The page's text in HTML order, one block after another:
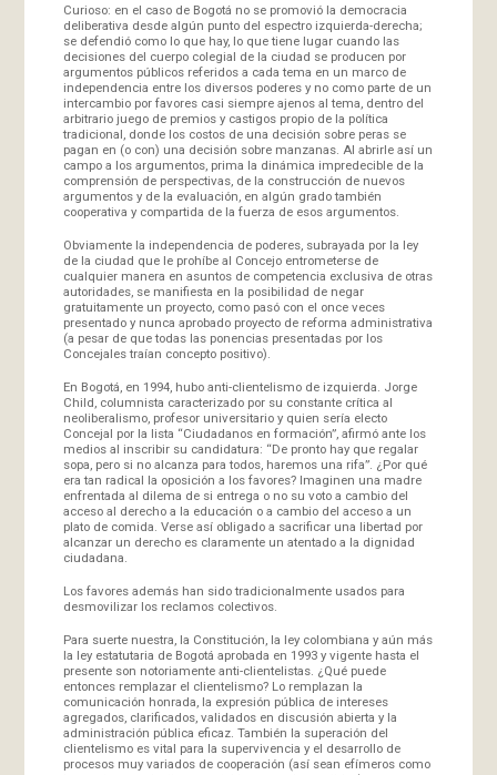
Curioso: en el caso de Bogotá no se promovió la democracia
deliberativa desde algún punto del espectro izquierda-derecha;
se defendió como lo que hay, lo que tiene lugar cuando las
decisiones del cuerpo colegial de la ciudad se producen por
argumentos públicos referidos a cada tema en un marco de
independencia entre los diversos poderes y no como parte de un
intercambio por favores casi siempre ajenos al tema, dentro del
arbitrario juego de premios y castigos propio de la política
tradicional, donde los costos de una decisión sobre peras se
pagan en (o con) una decisión sobre manzanas. Al abrirle así un
campo a los argumentos, prima la dinámica impredecible de la
comprensión de perspectivas, de la construcción de nuevos
argumentos y de la evaluación, en algún grado también
cooperativa y compartida de la fuerza de esos argumentos.
Obviamente la independencia de poderes, subrayada por la ley
de la ciudad que le prohíbe al Concejo entrometerse de
cualquier manera en asuntos de competencia exclusiva de otras
autoridades, se manifiesta en la posibilidad de negar
gratuitamente un proyecto, como pasó con el once veces
presentado y nunca aprobado proyecto de reforma administrativa
(a pesar de que todas las ponencias presentadas por los
Concejales traían concepto positivo).
En Bogotá, en 1994, hubo anti-clientelismo de izquierda. Jorge
Child, columnista caracterizado por su constante crítica al
neoliberalismo, profesor universitario y quien sería electo
Concejal por la lista “Ciudadanos en formación”, afirmó ante los
medios al inscribir su candidatura: “De pronto hay que regalar
sopa, pero si no alcanza para todos, haremos una rifa”. ¿Por qué
era tan radical la oposición a los favores? Imaginen una madre
enfrentada al dilema de si entrega o no su voto a cambio del
acceso al derecho a la educación o a cambio del acceso a un
plato de comida. Verse así obligado a sacrificar una libertad por
alcanzar un derecho es claramente un atentado a la dignidad
ciudadana.
Los favores además han sido tradicionalmente usados para
desmovilizar los reclamos colectivos.
Para suerte nuestra, la Constitución, la ley colombiana y aún más
la ley estatutaria de Bogotá aprobada en 1993 y vigente hasta el
presente son notoriamente anti-clientelistas. ¿Qué puede
entonces remplazar el clientelismo? Lo remplazan la
comunicación honrada, la expresión pública de intereses
agregados, clarificados, validados en discusión abierta y la
administración pública eficaz. También la superación del
clientelismo es vital para la supervivencia y el desarrollo de
procesos muy variados de cooperación (así sean efímeros como